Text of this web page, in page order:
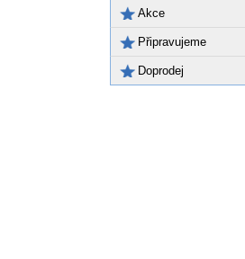
Akce
Připravujeme
Doprodej